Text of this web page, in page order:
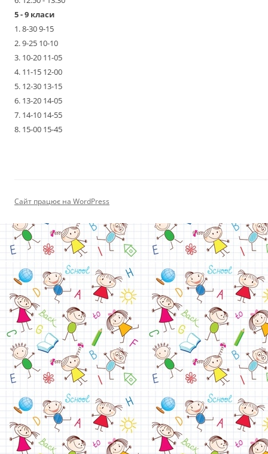
5 - 9 класи
1. 8-30 9-15
2. 9-25 10-10
3. 10-20 11-05
4. 11-15 12-00
5. 12-30 13-15
6. 13-20 14-05
7. 14-10 14-55
8. 15-00 15-45
Сайт працює на WordPress